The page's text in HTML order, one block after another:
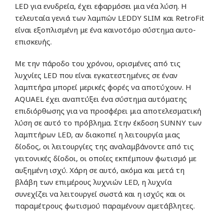
LED για ενυδρεία, έχει εφαρμόσει μια νέα λύση. Η
τελευταία γενιά των λαμπών LEDDY SLIM και RetroFit
είναι εξοπλισμένη με ένα καινοτόμο σύστημα αυτο-
επισκευής.
Με την πάροδο του χρόνου, ορισμένες από τις
λυχνίες LED που είναι εγκατεστημένες σε έναν
λαμπτήρα μπορεί μερικές φορές να αποτύχουν. Η
AQUAEL έχει αναπτύξει ένα σύστημα αυτόματης
επιδιόρθωσης για να προσφέρει μια αποτελεσματική
λύση σε αυτό το πρόβλημα. Στην έκδοση SUNNY των
λαμπτήρων LED, αν διακοπεί η λειτουργία μιας
δίοδος, οι λειτουργίες της αναλαμβάνοντε από τις
γειτονικές δίοδοι, οι οποίες εκπέμπουν φωτισμό με
αυξημένη ισχύ. Χάρη σε αυτό, ακόμα και μετά τη
βλάβη των επιμέρους λυχνιών LED, η λυχνία
συνεχίζει να λειτουργεί σωστά και η ισχύς και οι
παραμέτρους φωτισμού παραμένουν αμετάβλητες.